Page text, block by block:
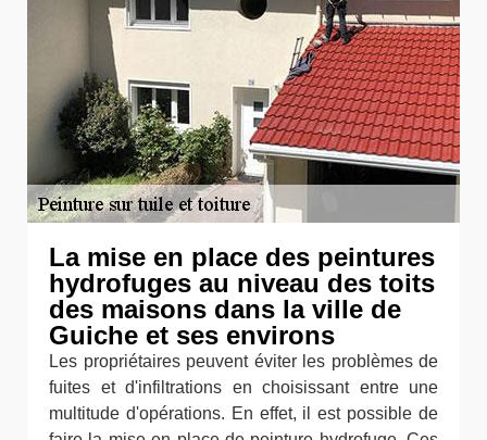
La mise en place des peintures
hydrofuges au niveau des toits
des maisons dans la ville de
Guiche et ses environs
Les propriétaires peuvent éviter les problèmes de
fuites et d'infiltrations en choisissant entre une
multitude d'opérations. En effet, il est possible de